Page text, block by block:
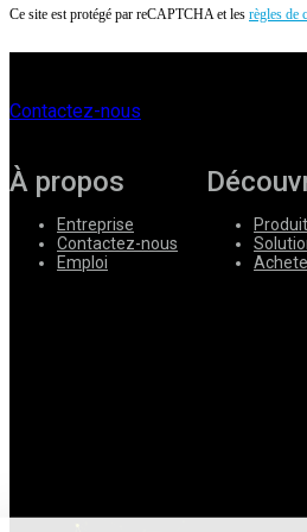
Ce site est protégé par reCAPTCHA et les règles de
Contactez-nous
À propos
Entreprise
Contactez-nous
Emploi